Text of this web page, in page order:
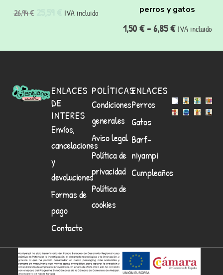
26,94€ IVA incluido
perros y gatos
1,50€-6,85€ IVA incluido
ENLACES
DE
INTERES
Envíos,
cancelaciones
y
devoluciones
Formas de
pago
Contacto
POLÍTICAS
Condiciones
generales
Aviso legal
Política de
privacidad
Política de
cookies
ENLACES
Perros
Gatos
Barf-
niyampi
Cumpleaños